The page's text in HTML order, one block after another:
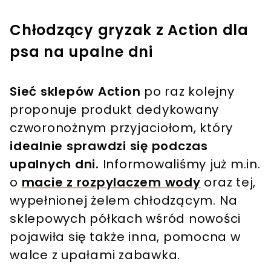
Chłodzący gryzak z Action dla
psa na upalne dni
Sieć sklepów Action po raz kolejny
proponuje produkt dedykowany
czworonożnym przyjaciołom, który
idealnie sprawdzi się podczas
upalnych dni. Informowaliśmy już m.in.
o macie z rozpylaczem wody oraz tej,
wypełnionej żelem chłodzącym. Na
sklepowych półkach wśród nowości
pojawiła się także inna, pomocna w
walce z upałami zabawka.